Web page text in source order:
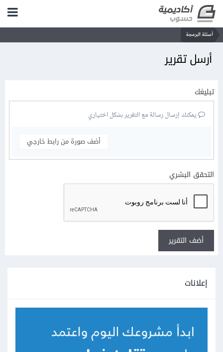
أسئلة البرمجة
أرسل تقرير
تبليغك
يمكنك إرسال رسالة مع التقرير بشكل اختياري
أضف صورة من رابط خارجي
التحقق البشري
أضف التقرير
إعلانات